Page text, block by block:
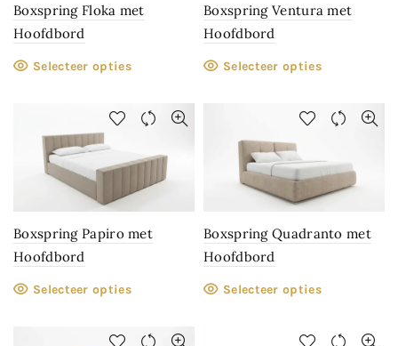
Boxspring Floka met
Hoofdbord
Selecteer opties
Boxspring Ventura met
Hoofdbord
Selecteer opties
Boxspring Papiro met
Hoofdbord
Selecteer opties
Boxspring Quadranto met
Hoofdbord
Selecteer opties